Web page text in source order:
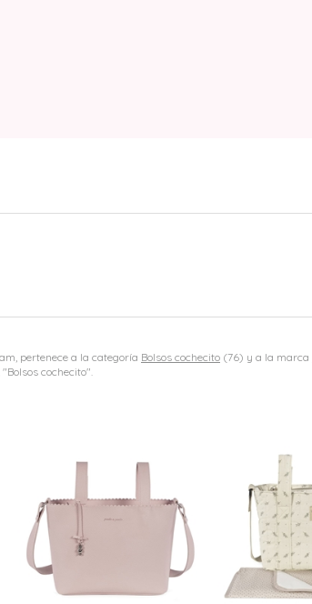
pertenece a la categoría Bolsos cochecito (76) y a la marca
cochecito".